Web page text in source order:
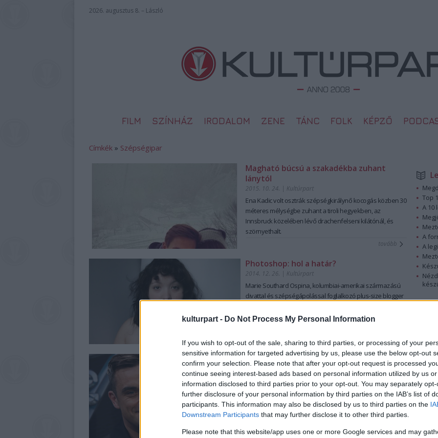
kulturpart - Do Not Process My Personal Information
If you wish to opt-out of the sale, sharing to third parties, or processing of your
sensitive information for targeted advertising by us, please use the below opt-out
confirm your selection. Please note that after your opt-out request is processed
continue seeing interest-based ads based on personal information utilized by us
information disclosed to third parties prior to your opt-out. You may separately
further disclosure of your personal information by third parties on the IAB’s list of
participants. This information may also be disclosed by us to third parties on the
Downstream Participants that may further disclose it to other third parties.
Please note that this website/app uses one or more Google services and may
2026. augusztus 8. – László
FILM SZÍNHÁZ IRODALOM ZENE TÁNC FOLK KÉPZŐ
Címkék » Szépségipar
Magható búcsú a szakadékba zuhant
lánytól
2015. 10. 24. | Kultúrpart
Ena Kadic volt osztrák szépségkirálynő kocogás közben 30
méteres mélységbe zuhant a tiroli hegyekben, az
Innsbruck közelében lévő drachenfelseni kilátónál, és
szörnyethalt.
tovább
Photoshop: hol a határ?
2014. 12. 26. | Kultúrpart
Marie Southard Ospina, kolumbiai-amerikai származású
divattal és szépségápolással foglalkozó plus-size blogger
a világ minden tájáról, hogy szerkesszék meg arcképét
tovább
Robbie Williams kés alá fekszik
Robbie Williams jövőre lesznegyven éves,és bevallotta,
hogy át fogja szabatni külsejét.
tovább
Top
A 10
A
A